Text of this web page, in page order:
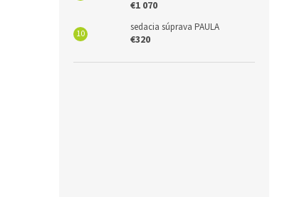
€1 070
sedacia súprava PAULA
€320